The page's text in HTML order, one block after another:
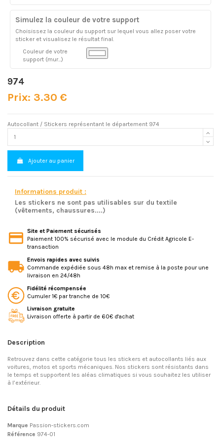
Simulez la couleur de votre support
Choisissez la couleur du support sur lequel vous allez poser votre
sticker et visualisez le résultat final.
Couleur de votre
support (mur...)
974
Prix: 3.30 €
Autocollant / Stickers représentant le département 974
Ajouter au panier
Informations produit :
Les stickers ne sont pas utilisables sur du textile
(vêtements, chaussures....)
Site et Paiement sécurisés
Paiement 100% sécurisé avec le module du Crédit Agricole E-
transaction
Envois rapides avec suivis
Commande expédiée sous 48h max et remise à la poste pour une
livraison en 24/48h
Fidélité récompensée
Cumuler 1€ par tranche de 10€
Livraison gratuite
Livraison offerte à partir de 60€ d'achat
Description
Retrouvez dans cette catégorie tous les stickers et autocollants liés aux
voitures, motos et sports mécaniques. Nos stickers sont résistants dans
le temps et supportent les aléas climatiques si vous souhaitez les utiliser
à l’extérieur.
Détails du produit
Marque Passion-stickers.com
Référence 974-01